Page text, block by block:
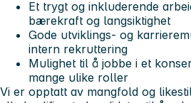
Et trygt og inkluderende
bærekraft og langsiktighet
Gode utviklings- og
intern rekruttering
Mulighet til å jobbe i et
mange ulike roller
Vi er opptatt av mangfold og